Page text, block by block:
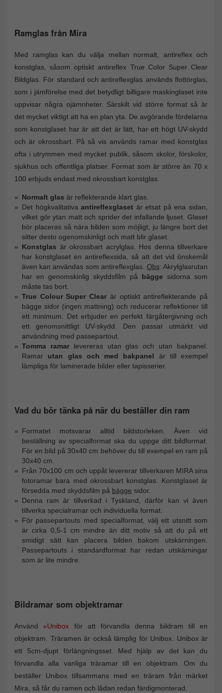
Ramglas från Mira
Med ramglas kan du välja mellan normalt, antireflex och
konstglas, såsom optiskt antireflex True Color Super Clear
Bildglas. För standard och antireflexglas används flottörglas,
som i jämförelse med det betydligt billigare maskinglaset inte
uppvisar några ojämnheter. Särskilt vid större format så är
det mycket viktigt att ha en plan yta. De avgörande fördelarna
som konstglaset har är att det är lätt, har ett högt UV-skydd
och är okrossbart. På så vis används ramar med konstglas
ofta i utrymmen med mycket publik, såsom skolor, förskolor,
sjukhus och offentliga platser. Format som är större än 70 x
100 erbjuds endast med okrossbart konstglas.
Normalt glas är reflekterande klart glas.
Det högkvalitativaantireflexglaset är etsat på ena sidan,
vilket gör ytan matt och sprider det infallande ljuset. Glaset
bör placeras så nära bilden som möjligt, ju längre bort det
sitter desto ogenomskinligt och matt blir glaset.
Konstglas är okrossbart acrylglas. Hos denna tillverkare
har konstglaset en antireflexsida, så att det vid önskemål
även kan användas som antireflexglas. Obs: Akrylglasrutan
har en genomskinlig skyddsfilm på bägge sidorna som
måste tas bort.
True Colour Super Clear är optiskt antireflekterande på
bägge sidor (ingen mattning) och reducerar reflektioner till
ett minimum. Det erbjuder en perfekt färgåtergivning och
ett genomsnittligt UV-skydd. Den passar utmärkt vid
användning med passepartout.
Tomma ramarlevereras utan glas och utan bakpanel.
Ramar utan glas och med bakpanel är till exempel
lämpliga för laminerade bilder eller tapisserier.
Vad du bör tänka på när du beställer din ram
Formatet motsvarar alltid bildstorleken. Även vid
beställning av specialformat ska du uppge ditt bildformat.
För en bild på 30x40 cm behöver du till exempel en ram på
30x40 cm.
Från 70x100 cm och uppåt levererar tillverkaren MIRA sina
fotoramar bara med okrossbart konstglas. Konstglaset är
försedda med skyddsfilm på bägge sidor.
Denna ram är tillverkad i Tyskland, därför kan vi även
tillverka specialramar och individuella format.
För passepartouts med specialformat, välj ett utsnitt som
är cirka 0,5-1 cm mindre än ditt motiv så att du på ett
smidigt sätt kan placera bilden bakom utskärningen.
Passepartouts i standardformat har redan utskärningar
som är lite mindre.
Bildramar som objektramar
Använd »Unibox för att förvandla denna bildram till en
objektram. Träramen är också lämplig för Unibox. Unibox är
ett 5cm-djupt förlängningsset. Med hjälp av det kan du
förvandla alla vanliga träramar till en objektram. Om du
beställer Unibox tillsammans med en träram från märket
Mira, så får du ramen och lådan redan färdigmonterad.